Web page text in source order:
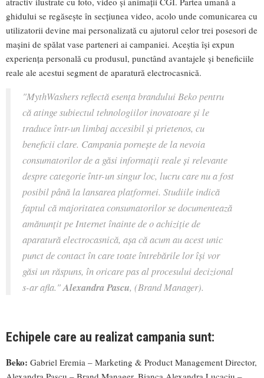
ghidului se regăsește în secțiunea video, acolo unde comunicarea cu
utilizatorii devine mai personalizată cu ajutorul celor trei posesori de
mașini de spălat vase parteneri ai campaniei. Aceștia își expun
experiența personală cu produsul, punctând avantajele și beneficiile
reale ale acestui segment de aparatură electrocasnică.
"MythWashers reflectă esența brandului Beko pentru
că atinge subiectul tehnologiilor inovatoare și le
traduce într-un limbaj accesibil și prietenos, cu
beneficii clare. Campania pornește de la nevoia
consumatorilor de a găsi informații reale și relevante
despre categorie într-un singur loc, lucru care nu a fost
posibil până la lansarea platformei. Studiile indică
faptul că majoritatea consumatorilor se documentează
amănunțit pe Internet înainte de o achiziție de
aparatură electrocasnică, așa că acum au acest unic
punct de contact în care toate întrebările lor își vor
găsi un răspuns, în oricare pas al procesului decizional
s-ar afla."Alexandra Pascu, (Brand Manager).
Echipele care au realizat campania sunt:
Beko: Gabriel Eremia – Marketing & Product Management Director,